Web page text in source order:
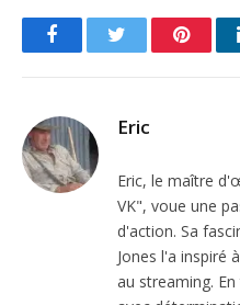
FacebookTwitter
Eric
Eric, le maître
VK", voue une
d'action. Sa
Jones l'a inspiré
au streaming.